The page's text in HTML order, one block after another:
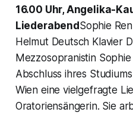
16.00 Uhr, Angelika-
LiederabendSophie
Helmut Deutsch Klavier
Mezzosopranistin
Abschluss ihres
Wien eine vielgefragte
Oratoriensängerin. Sie